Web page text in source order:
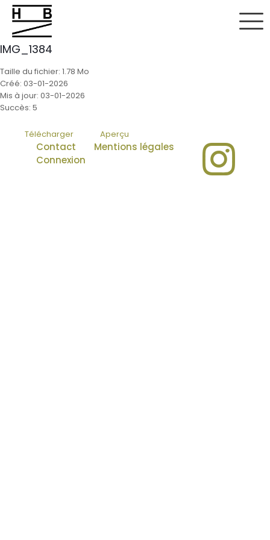
IMG_1384
Taille du fichier: 1.78 Mo
Créé: 03-01-2026
Mis à jour: 03-01-2026
Succès: 5
Télécharger Aperçu
Contact
Mentions légales
Connexion